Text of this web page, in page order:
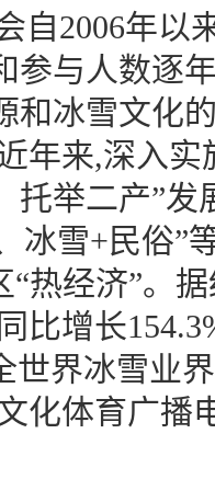
自2006年以
参与人数逐
和冰雪文化
年来,深入
托举二产”
冰雪+民俗”
“热经济”。
比增长
世界冰雪业
化体育广播